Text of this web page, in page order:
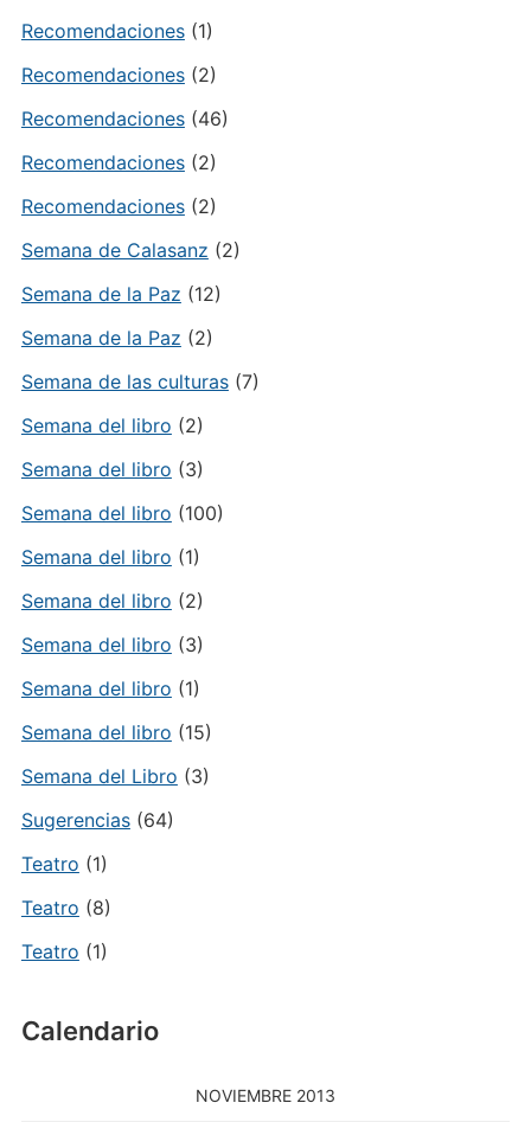
Recomendaciones(1)
Recomendaciones(2)
Recomendaciones(46)
Recomendaciones(2)
Recomendaciones(2)
Semana de Calasanz (2)
Semana de la Paz (12)
Semana de la Paz (2)
Semana de las culturas(7)
Semana del libro (2)
Semana del libro (3)
Semana del libro (100)
Semana del libro (1)
Semana del libro (2)
Semana del libro (3)
Semana del libro (1)
Semana del libro (15)
Semana del Libro (3)
Sugerencias(64)
Teatro (1)
Teatro (8)
Teatro (1)
Calendario
NOVIEMBRE 2013